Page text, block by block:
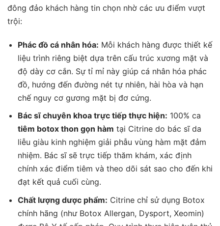
đông đảo khách hàng tin chọn nhờ các ưu điểm vượt
trội:
Phác đồ cá nhân hóa: Mỗi khách hàng được thiết kế
liệu trình riêng biệt dựa trên cấu trúc xương mặt và
độ dày cơ cắn. Sự tỉ mỉ này giúp cá nhân hóa phác
đồ, hướng đến đường nét tự nhiên, hài hòa và hạn
chế nguy cơ gương mặt bị đơ cứng.
Bác sĩ chuyên khoa trực tiếp thực hiện: 100% ca
tiêm botox thon gọn hàm tại Citrine do bác sĩ da
liễu giàu kinh nghiệm giải phẫu vùng hàm mặt đảm
nhiệm. Bác sĩ sẽ trực tiếp thăm khám, xác định
chính xác điểm tiêm và theo dõi sát sao cho đến khi
đạt kết quả cuối cùng.
Chất lượng dược phẩm: Citrine chỉ sử dụng Botox
chính hãng (như Botox Allergan, Dysport, Xeomin)